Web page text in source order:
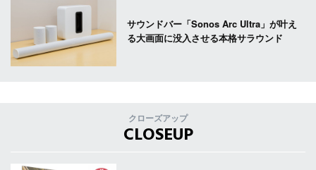
サウンドバー「Sonos Arc Ultra」が叶え
る大画面に没入させる本格サラウンド
クローズアップ
CLOSEUP